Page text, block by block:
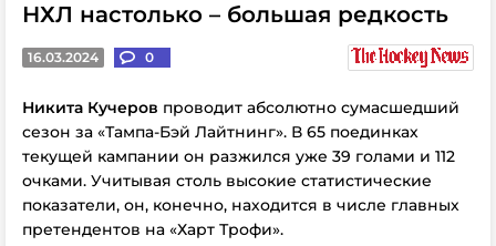
НХЛ настолько – большая редкость
16.03.2024 0
Никита Кучеров проводит абсолютно сумасшедший
сезон за «Тампа-Бэй Лайтнинг». В 65 поединках
текущей кампании он разжился уже 39 голами и 112
очками. Учитывая столь высокие статистические
показатели, он, конечно, находится в числе главных
претендентов на «Харт Трофи».